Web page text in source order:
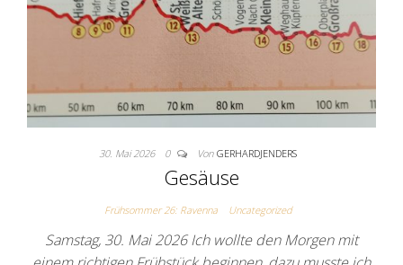
30. Mai 2026 0 Von GERHARDJENDERS
Gesäuse
Frühsommer 26: Ravenna Uncategorized
Samstag, 30. Mai 2026 Ich wollte den Morgen mit